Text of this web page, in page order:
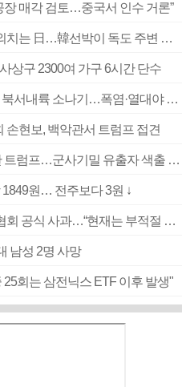
장 매각 검토…중국서 인수 거론”
[속보] 여전히 ‘독도는 우리땅’ 외치는 日…韓선박이 독도 주변 해양조사 활동하자 반발
상구 2300여 가구 6시간 단수
부산 울산 경남 구름 많고 경남 북서내륙 소나기…폭염·열대야 계속
손현보, 백악관서 트럼프 접견
‘탄약 부족 사태’ 보도에 격노한 트럼프…군사기밀 유출자 색출 지시
1849원… 전주보다 3원 ↓
[속보] ‘심판 성접대’ 논란 축구협회 공식 사과…“현재는 부적절 행위 없어”
남성 2명 사망
회는 삼전닉스 ETF 이후 발생"